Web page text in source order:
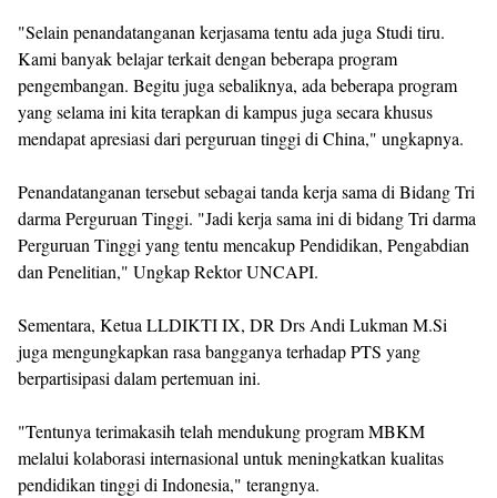
"Selain penandatanganan kerjasama tentu ada juga Studi tiru.
Kami banyak belajar terkait dengan beberapa program
pengembangan. Begitu juga sebaliknya, ada beberapa program
yang selama ini kita terapkan di kampus juga secara khusus
mendapat apresiasi dari perguruan tinggi di China," ungkapnya.
Penandatanganan tersebut sebagai tanda kerja sama di Bidang Tri
darma Perguruan Tinggi. "Jadi kerja sama ini di bidang Tri darma
Perguruan Tinggi yang tentu mencakup Pendidikan, Pengabdian
dan Penelitian," Ungkap Rektor UNCAPI.
Sementara, Ketua LLDIKTI IX, DR Drs Andi Lukman M.Si
juga mengungkapkan rasa bangganya terhadap PTS yang
berpartisipasi dalam pertemuan ini.
"Tentunya terimakasih telah mendukung program MBKM
melalui kolaborasi internasional untuk meningkatkan kualitas
pendidikan tinggi di Indonesia," terangnya.